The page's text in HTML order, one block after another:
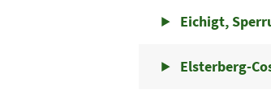
Eichigt,
Elsterberg-